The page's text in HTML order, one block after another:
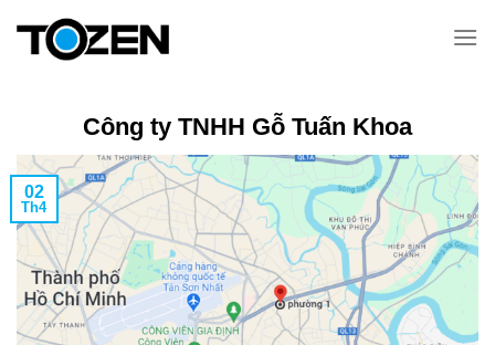
Công ty TNHH Gỗ Tuấn Khoa
02
Th4